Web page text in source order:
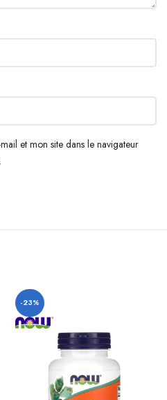
et mon site dans le navigateur
-23%